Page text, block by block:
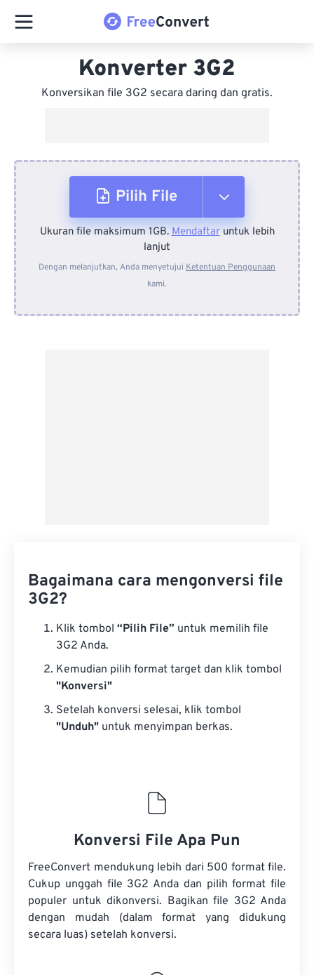
Konverter 3G2
Konversikan file 3G2 secara daring dan gratis.
Pilih File
Dari Perangkat
Dari Dropbox
Ukuran file maksimum 1GB.Mendaftaruntuk lebih
lanjut
Dengan melanjutkan, Anda menyetujui Ketentuan Penggunaan
kami.
Bagaimana cara mengonversi file
3G2?
Klik tombol “Pilih File” untuk memilih file
3G2 Anda.
Kemudian pilih format target dan klik tombol
"Konversi"
Setelah konversi selesai, klik tombol
"Unduh" untuk menyimpan berkas.
Konversi File Apa Pun
FreeConvert mendukung lebih dari 500 format file.
Cukup unggah file 3G2 Anda dan pilih format file
populer untuk dikonversi. Bagikan file 3G2 Anda
dengan mudah (dalam format yang didukung
secara luas) setelah konversi.